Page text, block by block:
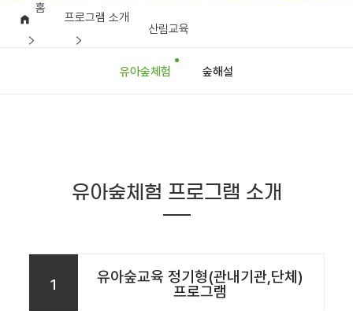
홈
프로그램 소개
산림교육
유아숲체험 숲해설
유아숲체험 프로그램 소개
1
유아숲교육 정기형(관내기관,단체)
프로그램